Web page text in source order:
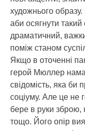
художнього
аби осягнути
драматичний,
поміж станом
Якщо в оточенні
герой Мюллер
свідомість, яка би
соціуму. Але це не
бере в руки зброю,
тощо. Його опір